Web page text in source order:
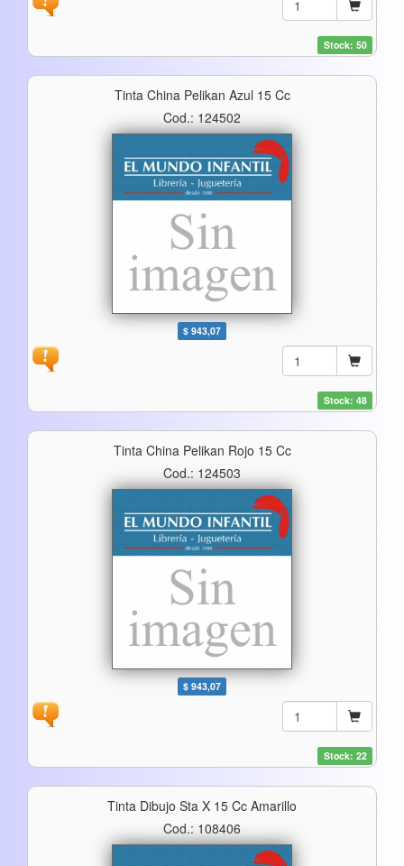
Stock: 50
Tinta China Pelikan Azul 15 Cc
Cod.: 124502
$ 943,07
Stock: 48
Tinta China Pelikan Rojo 15 Cc
Cod.: 124503
$ 943,07
Stock: 22
Tinta Dibujo Sta X 15 Cc Amarillo
Cod.: 108406